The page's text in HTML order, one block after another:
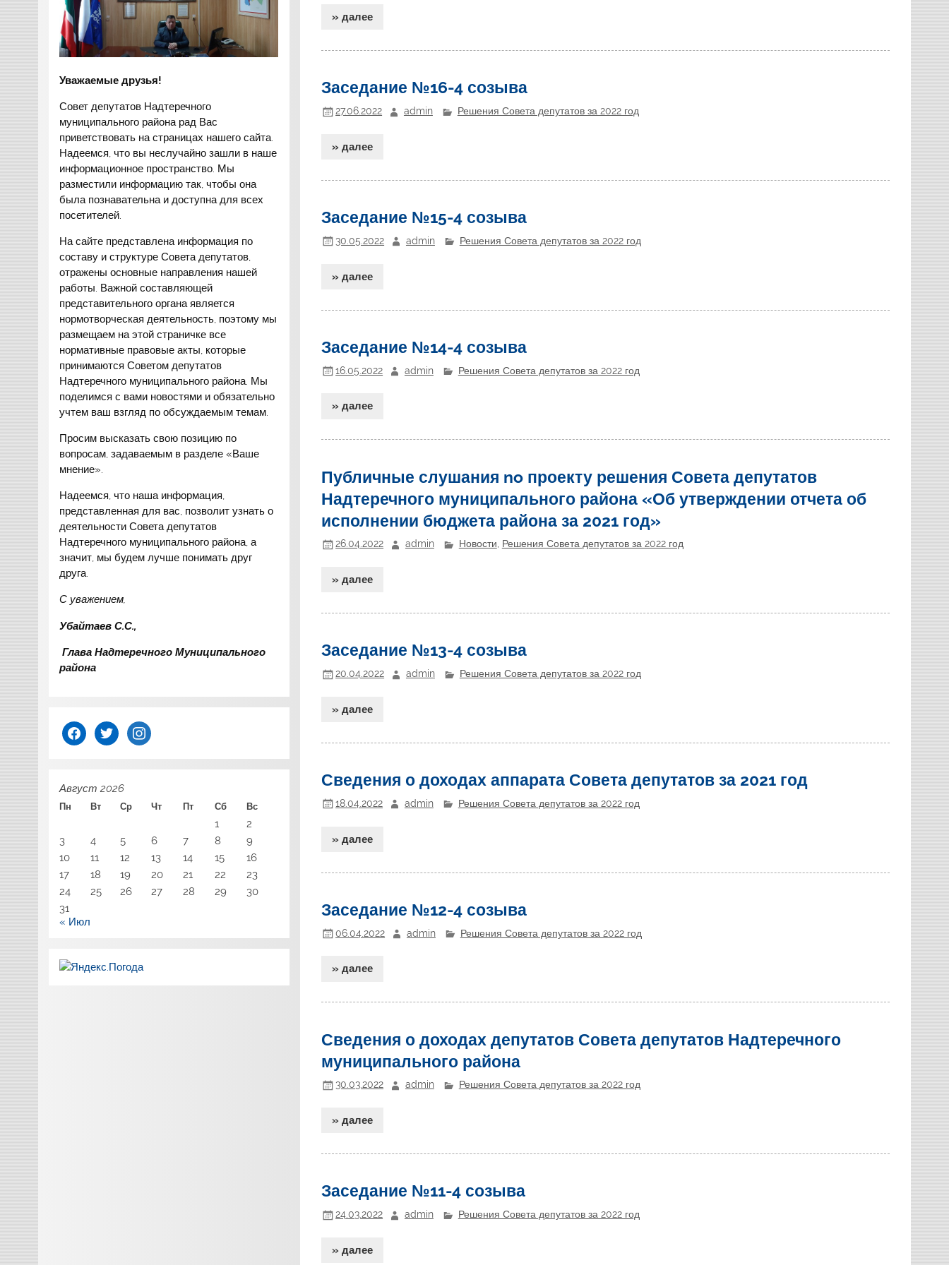
» далее
Заседание №16-4 созыва
27.06.2022 admin Решения Совета депутатов за 2022 год
» далее
Заседание №15-4 созыва
30.05.2022 admin Решения Совета депутатов за 2022 год
» далее
Заседание №14-4 созыва
16.05.2022 admin Решения Совета депутатов за 2022 год
» далее
Публичные слушания no проекту решения Совета депутатов
Надтеречного муниципального района «Об утверждении отчета об
исполнении бюджета района за 2021 год»
26.04.2022 admin Новости, Решения Совета депутатов за 2022 год
» далее
Заседание №13-4 созыва
20.04.2022 admin Решения Совета депутатов за 2022 год
» далее
Сведения о доходах аппарата Совета депутатов за 2021 год
18.04.2022 admin Решения Совета депутатов за 2022 год
» далее
Заседание №12-4 созыва
06.04.2022 admin Решения Совета депутатов за 2022 год
» далее
Сведения о доходах депутатов Совета депутатов Надтеречного
муниципального района
30.03.2022 admin Решения Совета депутатов за 2022 год
» далее
Заседание №11-4 созыва
24.03.2022 admin Решения Совета депутатов за 2022 год
» далее
Уважаемые друзья!
Совет депутатов Надтеречного
муниципального района рад Вас
приветствовать на страницах нашего сайта.
Надеемся, что вы неслучайно зашли в наше
информационное пространство. Мы
разместили информацию так, чтобы она
была познавательна и доступна для всех
посетителей.
На сайте представлена информация по
составу и структуре Совета депутатов,
отражены основные направления нашей
работы. Важной составляющей
представительного органа является
нормотворческая деятельность, поэтому мы
размещаем на этой страничке все
нормативные правовые акты, которые
принимаются Советом депутатов
Надтеречного муниципального района. Мы
поделимся с вами новостями и обязательно
учтем ваш взгляд по обсуждаемым темам.
Просим высказать свою позицию по
вопросам, задаваемым в разделе «Ваше
мнение».
Надеемся, что наша информация,
представленная для вас, позволит узнать о
деятельности Совета депутатов
Надтеречного муниципального района, а
значит, мы будем лучше понимать друг
друга.
С уважением,
Убайтаев С.С.,
Глава Надтеречного Муниципального
района
facebooktwitter instagram
Август 2026
Пн Вт Ср Чт Пт Сб Вс
1
2
3
4 5 6 7 8
9
10
11 12 13 14 15
16
17
18 19 20 21 22
23
24
25 26 27 28 29
30
31
« Июл